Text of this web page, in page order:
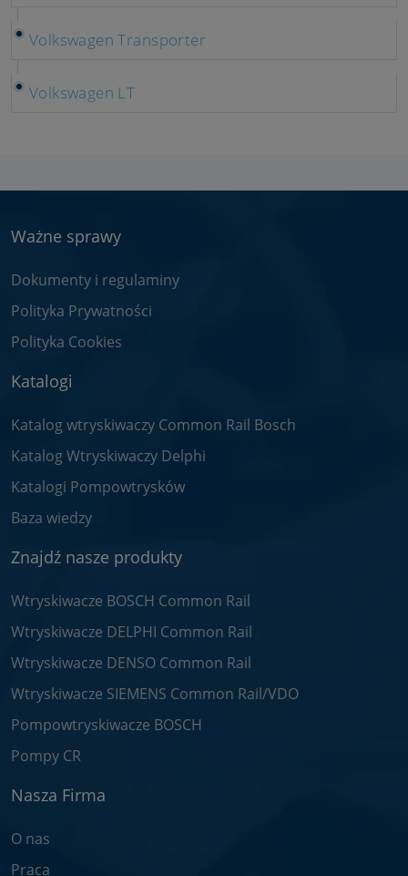
Volkswagen Transporter
Volkswagen LT
Ważne sprawy
Dokumenty i regulaminy
Polityka Prywatności
Polityka Cookies
Katalogi
Katalog wtryskiwaczy Common Rail Bosch
Katalog Wtryskiwaczy Delphi
Katalogi Pompowtrysków
Baza wiedzy
Znajdź nasze produkty
Wtryskiwacze BOSCH Common Rail
Wtryskiwacze DELPHI Common Rail
Wtryskiwacze DENSO Common Rail
Wtryskiwacze SIEMENS Common Rail/VDO
Pompowtryskiwacze BOSCH
Pompy CR
Nasza Firma
O nas
Praca